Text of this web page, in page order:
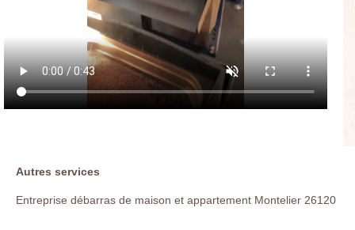
Autres services
Entreprise débarras de maison et appartement Montelier 26120